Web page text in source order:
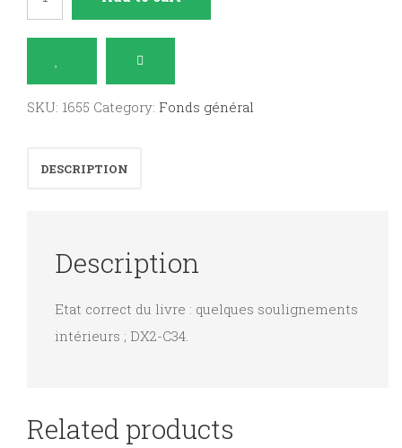
pour
dimanches
SKU: 1655 Category: Fonds général
DESCRIPTION
Description
Etat correct du livre : quelques soulignements
intérieurs ; DX2-C34.
Related products